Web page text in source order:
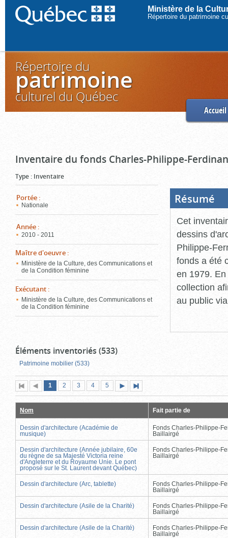
Ministère de la
Répertoire du patrimoine
Répertoire du
patrimoine
culturel du Québec
Accueil
Inventaire du fonds Charles-Philippe-
Type : Inventaire
Portée :
Nationale
Année :
2010 - 2011
Maître d'oeuvre :
Ministère de la Culture, des Communications et
de la Condition féminine
Exécutant :
Ministère de la Culture, des Communications et
de la Condition féminine
Résumé
Cet
dessins
Philippe-
fonds a été
en 1979.
collection
au public
Éléments inventoriés (533)
Patrimoine mobilier (533)
Première
page
Page
précédente
Page
1 (page
actuelle)
Page
2 Page
3 Page
4 Page
5
suivante
page
Nom Fait partie de
Dessin d'architecture (Académie de
musique)
Fonds Charles-Philippe-
Baillairgé
Dessin d'architecture (Année jubilaire, 60e
du règne de sa Majesté Victoria reine
d'Angleterre et du Royaume Unie. Le pont
proposé sur le St. Laurent devant Québec)
Fonds Charles-Philippe-
Baillairgé
Dessin d'architecture (Arc, tablette)
Fonds Charles-Philippe-
Baillairgé
Dessin d'architecture (Asile de la Charité)
Fonds Charles-Philippe-
Baillairgé
Dessin d'architecture (Asile de la Charité)
Fonds Charles-Philippe-
Baillairgé